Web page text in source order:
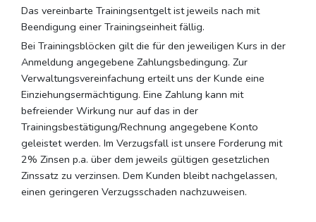
Das vereinbarte Trainingsentgelt ist jeweils nach mit
Beendigung einer Trainingseinheit fällig.
Bei Trainingsblöcken gilt die für den jeweiligen Kurs in der
Anmeldung angegebene Zahlungsbedingung. Zur
Verwaltungsvereinfachung erteilt uns der Kunde eine
Einziehungsermächtigung. Eine Zahlung kann mit
befreiender Wirkung nur auf das in der
Trainingsbestätigung/Rechnung angegebene Konto
geleistet werden. Im Verzugsfall ist unsere Forderung mit
2% Zinsen p.a. über dem jeweils gültigen gesetzlichen
Zinssatz zu verzinsen. Dem Kunden bleibt nachgelassen,
einen geringeren Verzugsschaden nachzuweisen.